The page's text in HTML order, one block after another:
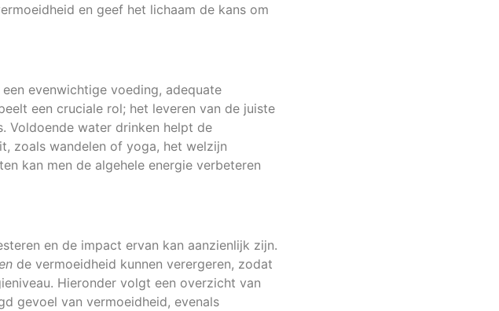
en geef het lichaam de kans om
evenwichtige voeding, adequate
een cruciale rol; het leveren van de juiste
Voldoende water drinken helpt de
zoals wandelen of yoga, het welzijn
kan men de algehele energie verbeteren
en de impact ervan kan aanzienlijk zijn.
de vermoeidheid kunnen verergeren, zodat
Hieronder volgt een overzicht van
gevoel van vermoeidheid, evenals